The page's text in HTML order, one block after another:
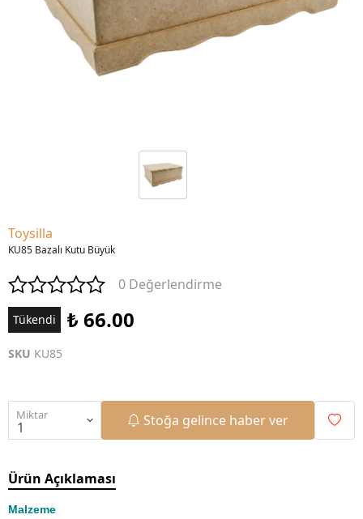
Toysilla
KU85 Bazalı Kutu Büyük
0 Değerlendirme
Tükendi ₺ 66.00
SKU KU85
Miktar Stoğa gelince haber ver
Ürün Açıklaması
Malzeme